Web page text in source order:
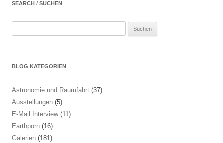
SEARCH / SUCHEN
BLOG KATEGORIEN
Astronomie und Raumfahrt (37)
Ausstellungen (5)
E-Mail Interview(11)
Earthporn (16)
Galerien (181)